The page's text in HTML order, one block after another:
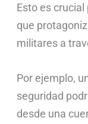
Esto es
que
militares a
Por ejemplo,
seguridad
desde una